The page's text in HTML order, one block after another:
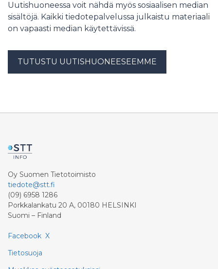
Uutishuoneessa voit nähdä myös sosiaalisen median
sisältöjä. Kaikki tiedotepalvelussa julkaistu materiaali
on vapaasti median käytettävissä.
TUTUSTU UUTISHUONEESEEMME
Oy Suomen Tietotoimisto
tiedote@stt.fi
(09) 6958 1286
Porkkalankatu 20 A, 00180 HELSINKI
Suomi – Finland
Facebook X
Tietosuoja